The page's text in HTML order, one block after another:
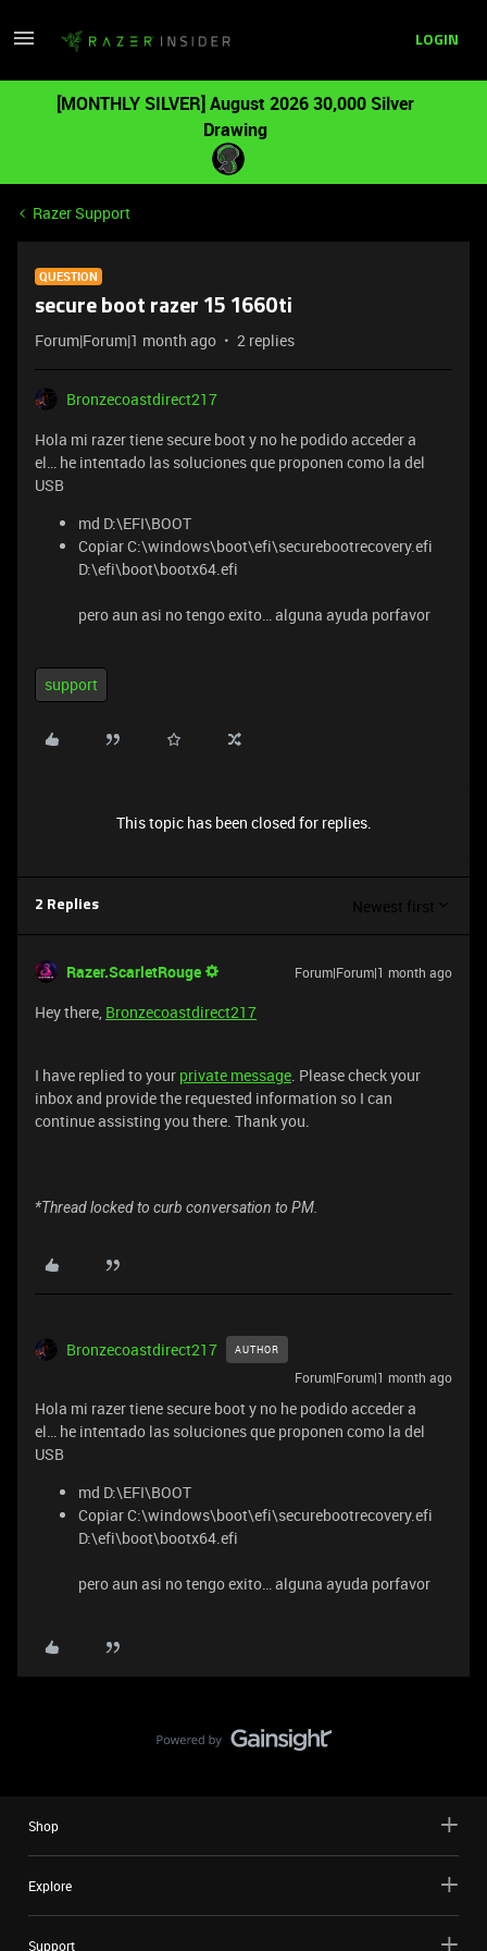
LOGIN
[MONTHLY SILVER] August 2026 30,000 Silver
Drawing
Razer Support
QUESTION
secure boot razer 15 1660ti
Forum|Forum|1 month ago 2 replies
Bronzecoastdirect217
Hola mi razer tiene secure boot y no he podido acceder a
el… he intentado las soluciones que proponen como la del
USB
md D:\EFI\BOOT
Copiar C:\windows\boot\efi\securebootrecovery.efi
D:\efi\boot\bootx64.efi
pero aun asi no tengo exito… alguna ayuda porfavor
support
This topic has been closed for replies.
2 Replies Newest first
Razer.ScarletRouge Forum|Forum|1 month ago
​Hey there, Bronzecoastdirect217
I have replied to your private message. Please check your
inbox and provide the requested information so I can
continue assisting you there. Thank you.
*Thread locked to curb conversation to PM.
Bronzecoastdirect217 AUTHOR
Forum|Forum|1 month ago
Hola mi razer tiene secure boot y no he podido acceder a
el… he intentado las soluciones que proponen como la del
USB
md D:\EFI\BOOT
Copiar C:\windows\boot\efi\securebootrecovery.efi
D:\efi\boot\bootx64.efi
pero aun asi no tengo exito… alguna ayuda porfavor
Shop
Explore
Support